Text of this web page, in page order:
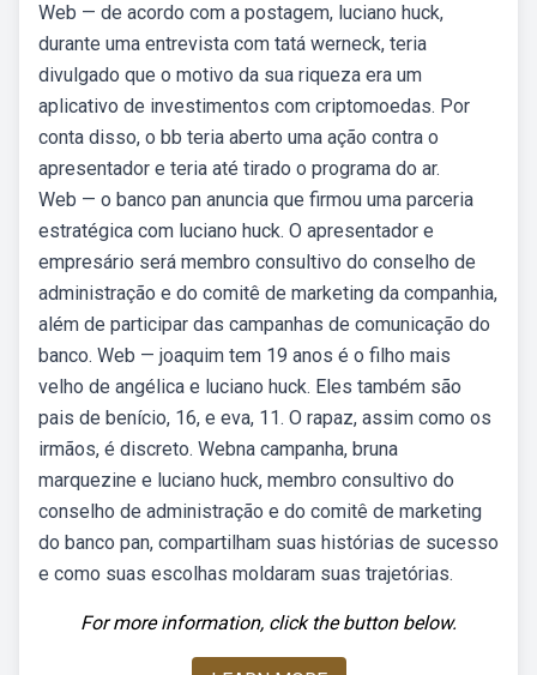
Web — de acordo com a postagem, luciano huck,
durante uma entrevista com tatá werneck, teria
divulgado que o motivo da sua riqueza era um
aplicativo de investimentos com criptomoedas. Por
conta disso, o bb teria aberto uma ação contra o
apresentador e teria até tirado o programa do ar.
Web — o banco pan anuncia que firmou uma parceria
estratégica com luciano huck. O apresentador e
empresário será membro consultivo do conselho de
administração e do comitê de marketing da companhia,
além de participar das campanhas de comunicação do
banco. Web — joaquim tem 19 anos é o filho mais
velho de angélica e luciano huck. Eles também são
pais de benício, 16, e eva, 11. O rapaz, assim como os
irmãos, é discreto. Webna campanha, bruna
marquezine e luciano huck, membro consultivo do
conselho de administração e do comitê de marketing
do banco pan, compartilham suas histórias de sucesso
e como suas escolhas moldaram suas trajetórias.
For more information, click the button below.